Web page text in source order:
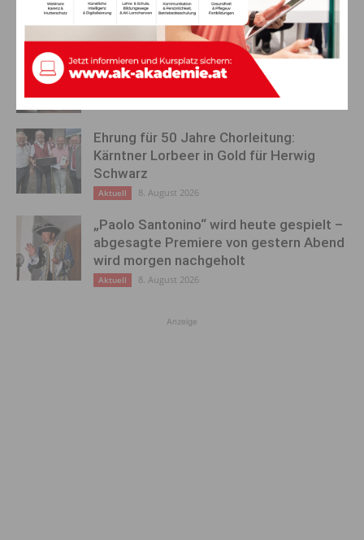
AKTUELLES
Ein langes Leben ging zu Ende: Anna
Stulier im 106. Lebensjahr verstorben
Ehrung für 50 Jahre Chorleitung:
Kärntner Lorbeer in Gold für Herwig
Schwarz
Aktuell 8. August 2026
„Paolo Santonino“ wird heute gespielt –
abgesagte Premiere von gestern Abend
wird morgen nachgeholt
Aktuell 8. August 2026
Anzeige